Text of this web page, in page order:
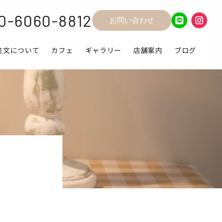
6060-8812 お問い合わせ
文について カフェ ギャラリー 店舗案内 ブログ